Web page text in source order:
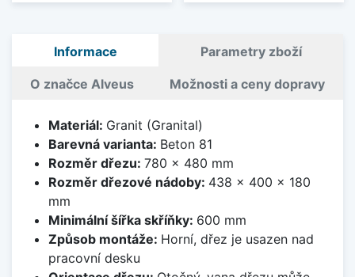
Informace Parametry zboží
O značce Alveus Možnosti a ceny dopravy
Materiál: Granit (Granital)
Barevná varianta: Beton 81
Rozměr dřezu: 780 x 480 mm
Rozměr dřezové nádoby: 438 x 400 x 180
mm
Minimální šířka skříňky: 600 mm
Způsob montáže: Horní, dřez je usazen nad
pracovní desku